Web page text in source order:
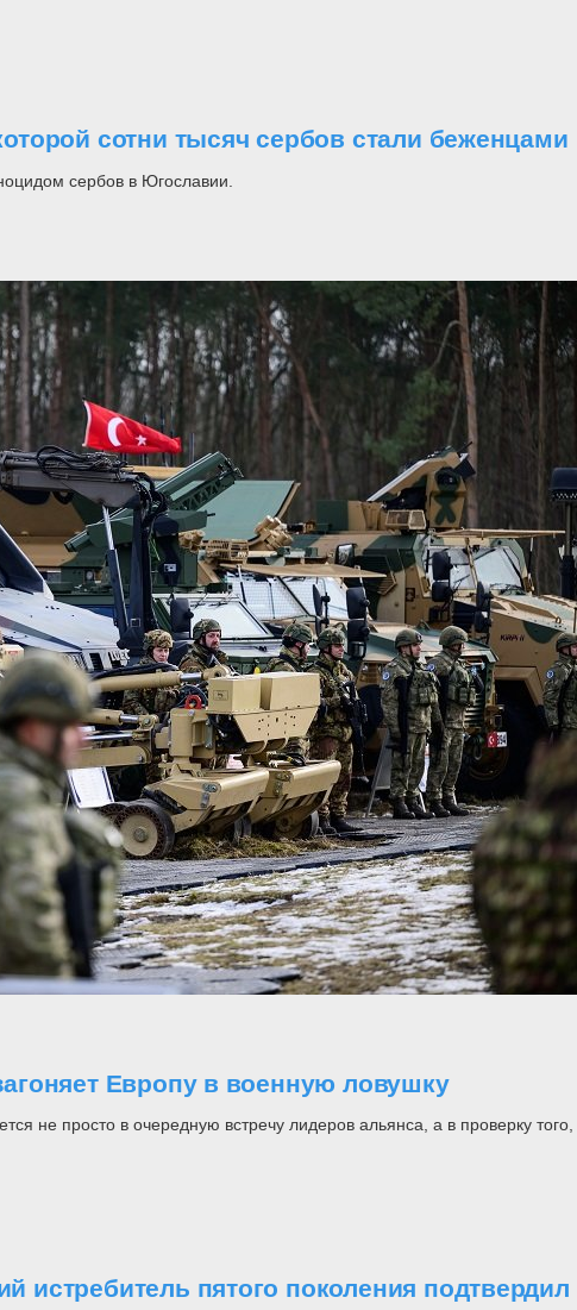
сотни тысяч сербов стали беженцами
сербов в Югославии.
Европу в военную ловушку
не просто в очередную встречу лидеров альянса, а в проверку
истребитель пятого поколения подтвердил